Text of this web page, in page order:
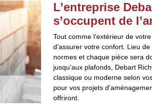
L’entreprise
s’occupent de
Tout comme l’extérieur de
d’assurer votre confort. Lieu
normes et chaque pièce sera
jusqu’aux plafonds, Debart
classique ou moderne selon
pour vos projets
offriront.